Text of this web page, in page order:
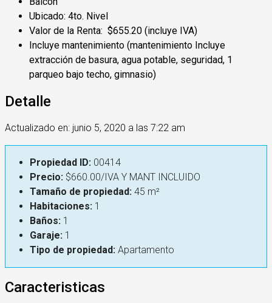
Ubicado: 4to. Nivel
Valor de la Renta: $655.20 (incluye IVA)
Incluye mantenimiento (mantenimiento Incluye
extracción de basura, agua potable, seguridad, 1
parqueo bajo techo, gimnasio)
Detalle
Actualizado en: junio 5, 2020 a las 7:22 am
Propiedad ID: 00414
Precio: $660.00/IVA Y MANT INCLUIDO
Tamaño de propiedad: 45 m²
Habitaciones: 1
Baños: 1
Garaje: 1
Tipo de propiedad: Apartamento
Caracteristicas